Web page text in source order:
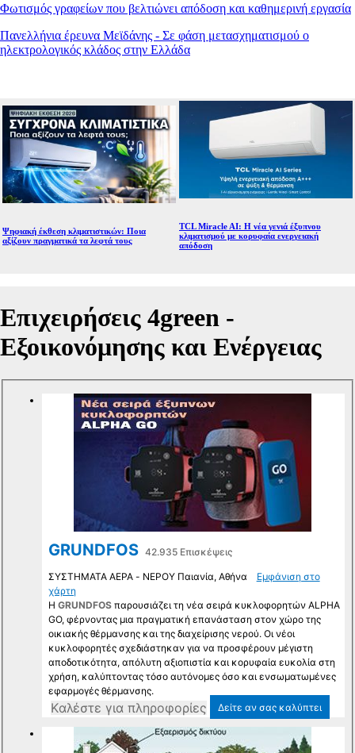
Φωτισμός γραφείων που βελτιώνει απόδοση και καθημερινή εργασία
Πανελλήνια έρευνα Μεϊδάνης - Σε φάση μετασχηματισμού ο
ηλεκτρολογικός κλάδος στην Ελλάδα
Ψηφιακή έκθεση κλιματιστικών: Ποια
αξίζουν πραγματικά τα λεφτά τους
TCL Miracle AI: Η νέα γενιά έξυπνου
κλιματισμού με κορυφαία ενεργειακή
απόδοση